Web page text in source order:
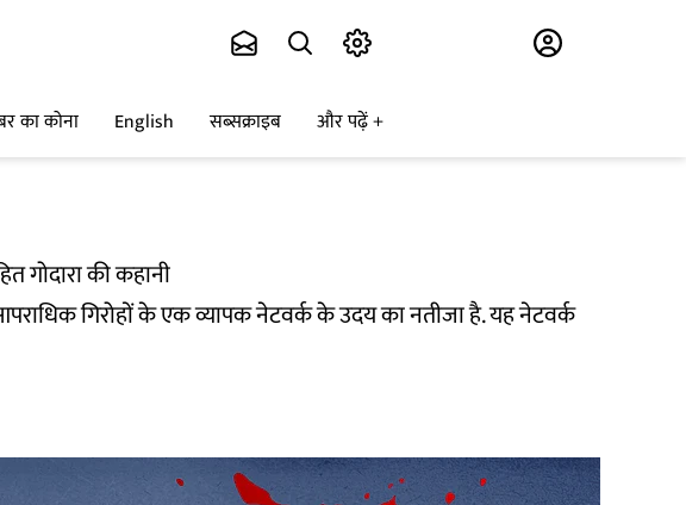
का कोना English सब्सक्राइब और पढ़ें
गोदारा की कहानी
गिरोहों के एक व्यापक नेटवर्क के उदय का नतीजा है. यह नेटवर्क